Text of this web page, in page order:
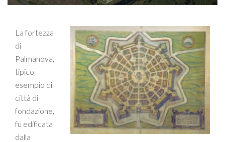
La fortezza
di
Palmanova,
tipico
esempio di
città di
fondazione,
fu edificata
dalla